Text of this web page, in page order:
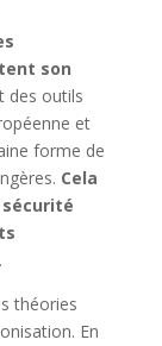
son
des outils
et
forme de
Cela
.
théories
En